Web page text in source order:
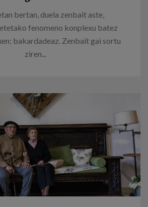
bertan, duela zenbait aste,
fenomeno konplexu batez
bakardadeaz. Zenbait gai sortu
ziren...